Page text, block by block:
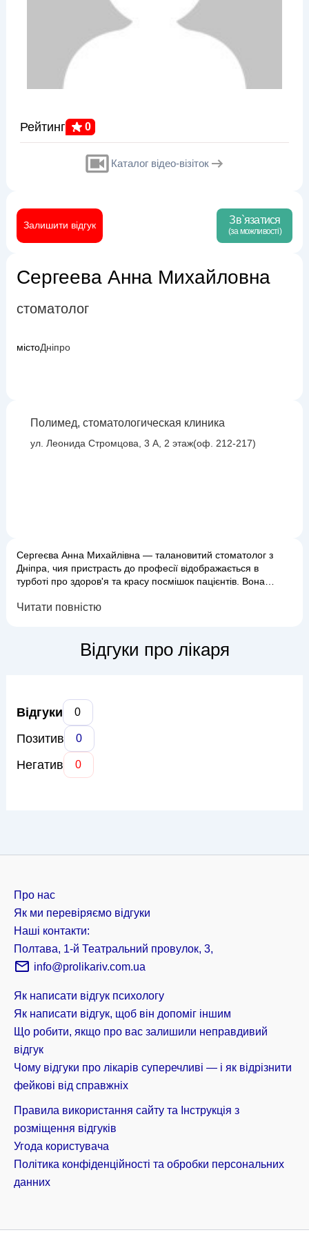
Рейтинг 0
Каталог відео-візіток
Залишити відгук Зв`язатися
(за можливості)
Сергеева Анна Михайловна
стоматолог
містоДніпро
Полимед, стоматологическая клиника
ул. Леонида Стромцова, 3 А, 2 этаж(оф. 212-217)
Сергеєва Анна Михайлівна — талановитий стоматолог з
Дніпра, чия пристрасть до професії відображається в
турботі про здоров'я та красу посмішок пацієнтів. Вона
профілактичні огляди, лікування карієсу та його ускладнень,
безболісності процеду...
Читати повністю
Відгуки про лікаря
Відгуки 0
Позитив 0
Негатив 0
Про нас
Як ми перевіряємо відгуки
Наші контакти:
Полтава, 1-й Театральний провулок, 3,
info@prolikariv.com.ua
Як написати відгук психологу
Як написати відгук, щоб він допоміг іншим
Що робити, якщо про вас залишили неправдивий
відгук
Чому відгуки про лікарів суперечливі — і як відрізнити
фейкові від справжніх
Правила використання сайту та Інструкція з
розміщення відгуків
Угода користувача
Політика конфіденційності та обробки персональних
данних